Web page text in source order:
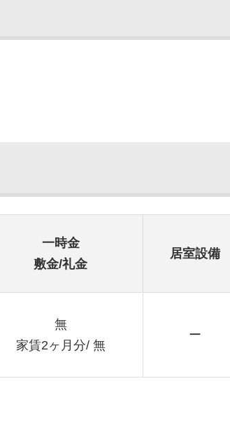
一時金
敷金/礼金
居室設備
無
家賃2ヶ月分/ 無
ー